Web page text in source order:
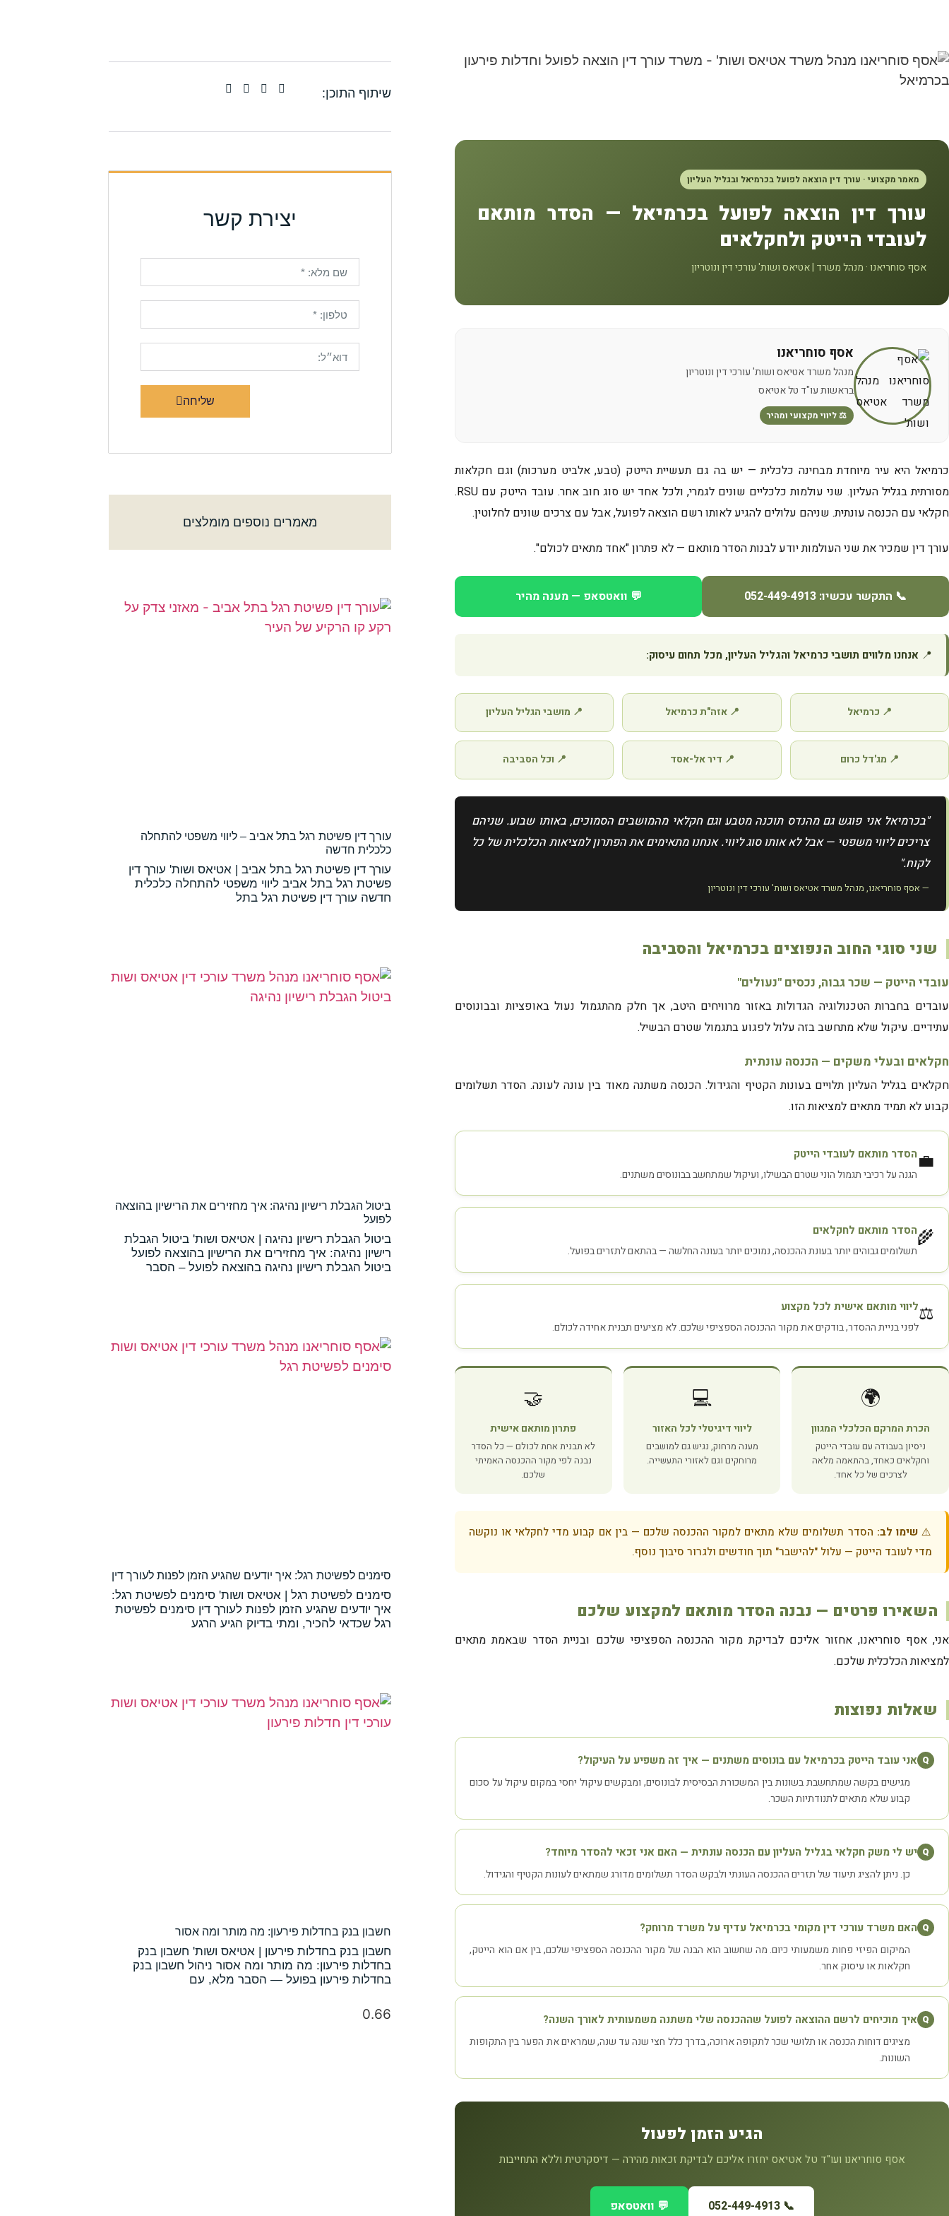
מאמר מקצועי · עורך דין הוצאה לפועל בכרמיאל ובגליל העליון
עורך דין הוצאה לפועל בכרמיאל — הסדר מותאם
לעובדי הייטק ולחקלאים
אסף סוחריאנו · מנהל משרד | אטיאס ושות' עורכי דין ונוטריון
אסף סוחריאנו
מנהל משרד אטיאס ושות' עורכי דין ונוטריון
בראשות עו"ד טל אטיאס
⚖️ ליווי מקצועי ומהיר
כרמיאל היא עיר מיוחדת מבחינה כלכלית — יש בה גם תעשיית הייטק (טבע, אלביט מערכות) וגם חקלאות
מסורתית בגליל העליון. שני עולמות כלכליים שונים לגמרי, ולכל אחד יש סוג חוב אחר. עובד הייטק עם RSU.
חקלאי עם הכנסה עונתית. שניהם עלולים להגיע לאותו רשם הוצאה לפועל, אבל עם צרכים שונים לחלוטין.
עורך דין שמכיר את שני העולמות יודע לבנות הסדר מותאם — לא פתרון "אחד מתאים לכולם".
📞 התקשר עכשיו: 052-449-4913 💬 וואטסאפ — מענה מהיר
📍 אנחנו מלווים תושבי כרמיאל והגליל העליון, מכל תחום עיסוק:
📍 כרמיאל 📍 אזה"ת כרמיאל 📍 מושבי הגליל העליון
📍 מג'דל כרום 📍 דיר אל-אסד 📍 וכל הסביבה
"בכרמיאל אני פוגש גם מהנדס תוכנה מטבע וגם חקלאי מהמושבים הסמוכים, באותו שבוע. שניהם
צריכים ליווי משפטי — אבל לא אותו סוג ליווי. אנחנו מתאימים את הפתרון למציאות הכלכלית של כל
לקוח."
— אסף סוחריאנו, מנהל משרד אטיאס ושות' עורכי דין ונוטריון
שני סוגי החוב הנפוצים בכרמיאל והסביבה
עובדי הייטק — שכר גבוה, נכסים "נעולים"
עובדים בחברות הטכנולוגיה הגדולות באזור מרוויחים היטב, אך חלק מהתגמול נעול באופציות ובבונוסים
עתידיים. עיקול שלא מתחשב בזה עלול לפגוע בתגמול שטרם הבשיל.
חקלאים ובעלי משקים — הכנסה עונתית
חקלאים בגליל העליון תלויים בעונות הקטיף והגידול. הכנסה משתנה מאוד בין עונה לעונה. הסדר תשלומים
קבוע לא תמיד מתאים למציאות הזו.
💼הסדר מותאם לעובדי הייטק
הגנה על רכיבי תגמול הוני שטרם הבשילו, ועיקול שמתחשב בבונוסים משתנים.
🌾הסדר מותאם לחקלאים
תשלומים גבוהים יותר בעונת ההכנסה, נמוכים יותר בעונה החלשה — בהתאם לתזרים בפועל.
⚖️ליווי מותאם אישית לכל מקצוע
לפני בניית ההסדר, בודקים את מקור ההכנסה הספציפי שלכם. לא מציעים תבנית אחידה לכולם.
🌍
הכרת המרקם הכלכלי המגוון
ניסיון בעבודה עם עובדי הייטק
וחקלאים כאחד, בהתאמה מלאה
לצרכים של כל אחד.
💻
ליווי דיגיטלי לכל האזור
מענה מרחוק, נגיש גם למושבים
מרוחקים וגם לאזורי התעשייה.
🤝
פתרון מותאם אישית
לא תבנית אחת לכולם — כל הסדר
נבנה לפי מקור ההכנסה האמיתי
שלכם.
⚠️שימו לב: הסדר תשלומים שלא מתאים למקור ההכנסה שלכם — בין אם קבוע מדי לחקלאי או נוקשה
מדי לעובד הייטק — עלול "להישבר" תוך חודשים ולגרור סיבוך נוסף.
השאירו פרטים — נבנה הסדר מותאם למקצוע שלכם
אני, אסף סוחריאנו, אחזור אליכם לבדיקת מקור ההכנסה הספציפי שלכם ובניית הסדר שבאמת מתאים
למציאות הכלכלית שלכם.
שאלות נפוצות
Q אני עובד הייטק בכרמיאל עם בונוסים משתנים — איך זה משפיע על העיקול?
מגישים בקשה שמתחשבת בשונות בין המשכורת הבסיסית לבונוסים, ומבקשים עיקול יחסי במקום עיקול על סכום
קבוע שלא מתאים לתנודתיות השכר.
Q יש לי משק חקלאי בגליל העליון עם הכנסה עונתית — האם אני זכאי להסדר מיוחד?
כן. ניתן להציג תיעוד של תזרים ההכנסה העונתי ולבקש הסדר תשלומים מדורג שמתאים לעונות הקטיף והגידול.
Q האם משרד עורכי דין מקומי בכרמיאל עדיף על משרד מרוחק?
המיקום הפיזי פחות משמעותי כיום. מה שחשוב הוא הבנה של מקור ההכנסה הספציפי שלכם, בין אם הוא הייטק,
חקלאות או עיסוק אחר.
Q איך מוכיחים לרשם ההוצאה לפועל שההכנסה שלי משתנה משמעותית לאורך השנה?
מציגים דוחות הכנסה או תלושי שכר לתקופה ארוכה, בדרך כלל חצי שנה עד שנה, שמראים את הפער בין התקופות
השונות.
הגיע הזמן לפעול
אסף סוחריאנו ועו"ד טל אטיאס יחזרו אליכם לבדיקת זכאות מהירה — דיסקרטית וללא התחייבות
📞 052-449-4913 💬 וואטסאפ
שיתוף התוכן:
יצירת קשר
שליחה
מאמרים נוספים מומלצים
עורך דין פשיטת רגל בתל אביב – ליווי משפטי להתחלה
כלכלית חדשה
עורך דין פשיטת רגל בתל אביב | אטיאס ושות' עורך דין
פשיטת רגל בתל אביב ליווי משפטי להתחלה כלכלית
חדשה עורך דין פשיטת רגל בתל
ביטול הגבלת רישיון נהיגה: איך מחזירים את הרישיון בהוצאה
לפועל
ביטול הגבלת רישיון נהיגה | אטיאס ושות' ביטול הגבלת
רישיון נהיגה: איך מחזירים את הרישיון בהוצאה לפועל
ביטול הגבלת רישיון נהיגה בהוצאה לפועל – הסבר
סימנים לפשיטת רגל: איך יודעים שהגיע הזמן לפנות לעורך דין
סימנים לפשיטת רגל | אטיאס ושות' סימנים לפשיטת רגל:
איך יודעים שהגיע הזמן לפנות לעורך דין סימנים לפשיטת
רגל שכדאי להכיר, ומתי בדיוק הגיע הרגע
חשבון בנק בחדלות פירעון: מה מותר ומה אסור
חשבון בנק בחדלות פירעון | אטיאס ושות' חשבון בנק
בחדלות פירעון: מה מותר ומה אסור ניהול חשבון בנק
בחדלות פירעון בפועל — הסבר מלא, עם